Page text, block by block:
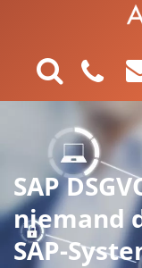
SAP
niemand
SAP-